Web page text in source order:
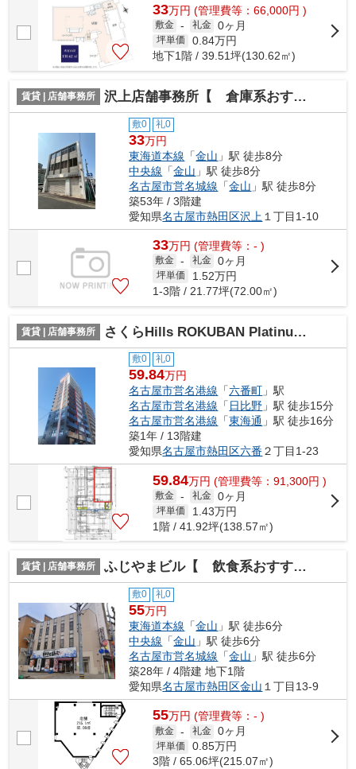
33万円 (管理費等：66,000円 )
敷金 - 礼金 0ヶ月
坪単価 0.84万円
地下1階 / 39.51坪(130.62㎡)
賃貸 | 店舗事務所 沢上店舗事務所【 倉庫系おすすめ 】
敷0 礼0
33万円
東海道本線 「金山 」駅 徒歩8分
中央線 「金山 」駅 徒歩8分
名古屋市営名城線 「金山 」駅 徒歩8分
築53年 / 3階建
愛知県名古屋市熱田区沢上 １丁目1-10
33万円 (管理費等：- )
敷金 - 礼金 0ヶ月
坪単価 1.52万円
1-3階 / 21.77坪(72.00㎡)
賃貸 | 店舗事務所 さくらHills ROKUBAN Platinum Residence【 店舗系おすすめ 】
敷0 礼0
59.84万円
名古屋市営名港線 「六番町 」駅
名古屋市営名港線 「 日比野 」駅 徒歩15分
名古屋市営名港線 「東海通 」駅 徒歩16分
築1年 / 13階建
愛知県名古屋市熱田区六番 ２丁目1-23
59.84万円 (管理費等：91,300円 )
敷金 - 礼金 0ヶ月
坪単価 1.43万円
1階 / 41.92坪(138.57㎡)
賃貸 | 店舗事務所 ふじやまビル【 飲食系おすすめ 】
敷0 礼0
55万円
東海道本線 「金山 」駅 徒歩6分
中央線 「金山 」駅 徒歩6分
名古屋市営名城線 「金山 」駅 徒歩6分
築28年 / 4階建 地下1階
愛知県名古屋市熱田区金山 １丁目13-9
55万円 (管理費等：- )
敷金 - 礼金 0ヶ月
坪単価 0.85万円
3階 / 65.06坪(215.07㎡)